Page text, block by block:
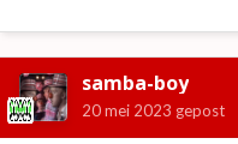
samba-boy
20 mei 2023 gepost